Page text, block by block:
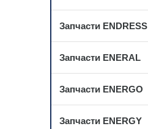
Запчасти ENDRESS
Запчасти ENERAL
Запчасти ENERGO
Запчасти ENERGY